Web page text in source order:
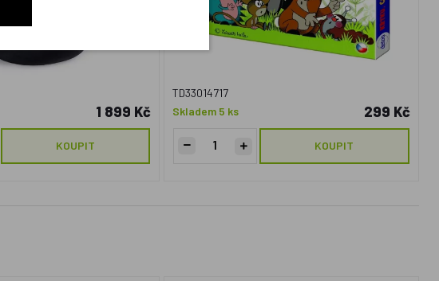
1 899 Kč
KOUPIT
TD33014717
Skladem 5 ks
299 Kč
KOUPIT